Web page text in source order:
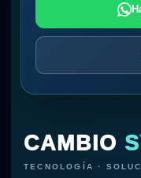
CAMBIO
TECNOLOGÍA ·